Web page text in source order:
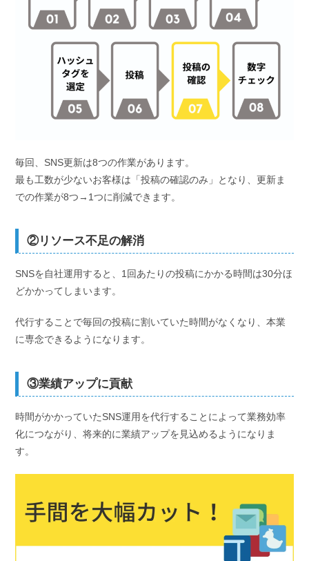
毎回、SNS更新は8つの作業があります。
最も工数が少ないお客様は「投稿の確認のみ」となり、更新ま
での作業が8つ→1つに削減できます。
②リソース不足の解消
SNSを自社運用すると、1回あたりの投稿にかかる時間は30分ほ
どかかってしまいます。
代行することで毎回の投稿に割いていた時間がなくなり、本業
に専念できるようになります。
③業績アップに貢献
時間がかかっていたSNS運用を代行することによって業務効率
化につながり、将来的に業績アップを見込めるようになりま
す。